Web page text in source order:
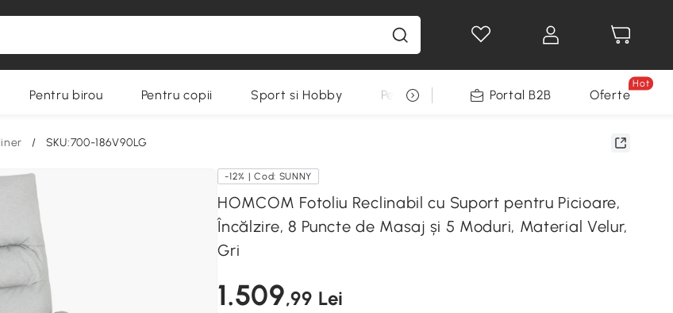
Pentru birou Pentru copii Sport si Hobby Pentru animale Decoratiuni Sarbatori
Portal B2B Oferte
Hot
/ SKU:700-186V90LG
-12% | Cod: SUNNY
HOMCOM Fotoliu Reclinabil cu Suport pentru Picioare,
Încălzire, 8 Puncte de Masaj și 5 Moduri, Material Velur,
Gri
1.509,99 Lei